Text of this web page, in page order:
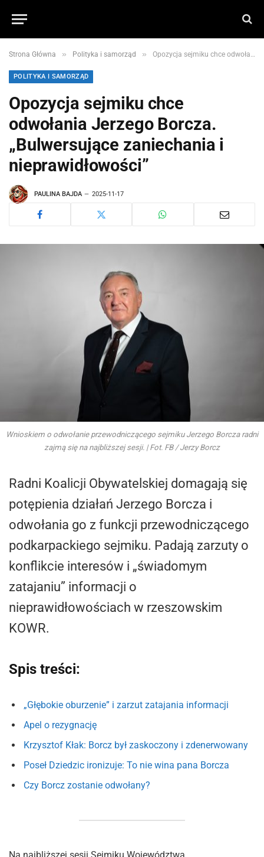
Strona Główna » Polityka i samorząd » Opozycja sejmiku chce odwołania Jerzego Borcza. „Bulwersujące zaniechania i nieprawidłowości”
POLITYKA I SAMORZĄD
Opozycja sejmiku chce
odwołania Jerzego Borcza.
„Bulwersujące zaniechania i
nieprawidłowości”
PAULINA BAJDA 2025-11-17
Wnioskiem o odwołanie przewodniczącego sejmiku Jerzego Borcza radni
zajmą się na najbliższej sesji. | Fot. FB / Jerzy Borcz
Radni Koalicji Obywatelskiej domagają się
potępienia działań Jerzego Borcza i
odwołania go z funkcji przewodniczącego
podkarpackiego sejmiku. Padają zarzuty o
konflikcie interesów i „świadomym
zatajaniu” informacji o
nieprawidłowościach w rzeszowskim
KOWR.
Spis treści:
„Głębokie oburzenie” i zarzut zatajania informacji
Apel o rezygnację
Krzysztof Kłak: Borcz był zaskoczony i zdenerwowany
Poseł Dziedzic ironizuje: To nie wina pana Borcza
Czy Borcz zostanie odwołany?